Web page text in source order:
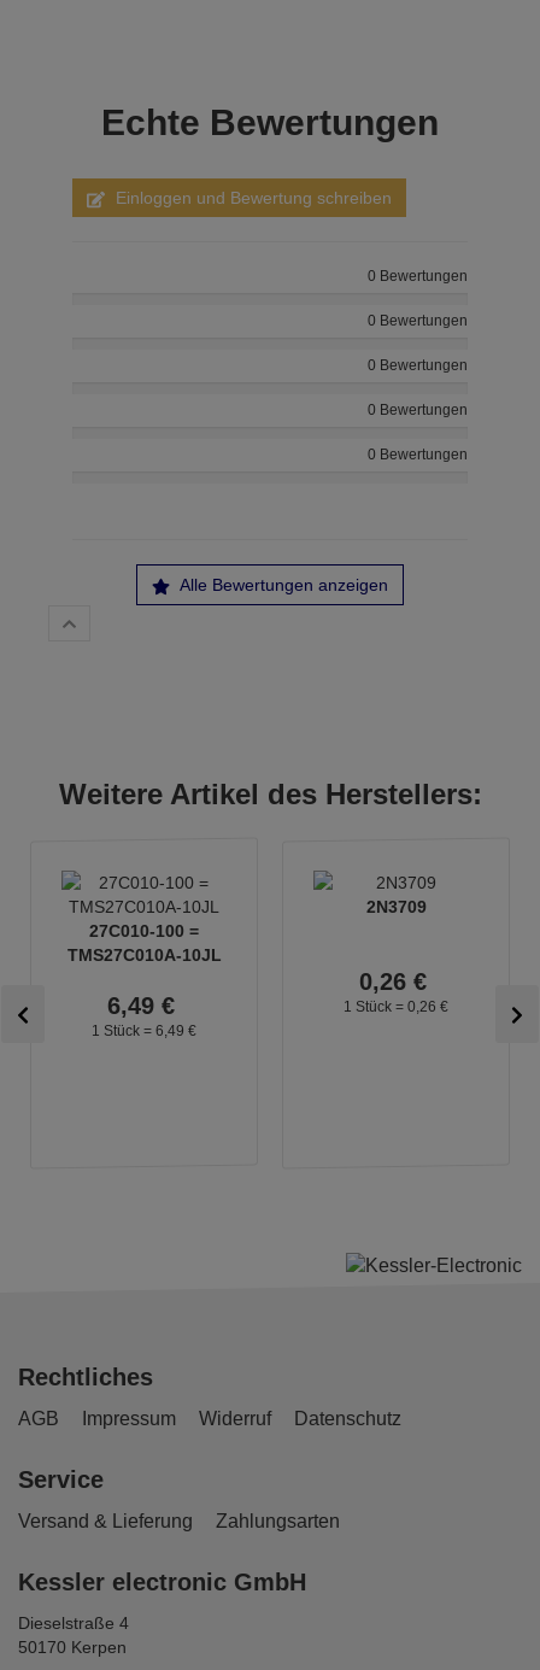
Echte Bewertungen
Einloggen und Bewertung schreiben
0 Bewertungen
0 Bewertungen
0 Bewertungen
0 Bewertungen
0 Bewertungen
Alle Bewertungen anzeigen
Weitere Artikel des Herstellers:
27C010-100 =
TMS27C010A-10JL
6,49 €
1 Stück = 6, 49 €
2N3709
0,26 €
1 Stück = 0, 26 €
Rechtliches
AGB Impressum Widerruf Datenschutz
Service
Versand & Lieferung Zahlungsarten
Kessler electronic GmbH
Dieselstraße 4
50170 Kerpen